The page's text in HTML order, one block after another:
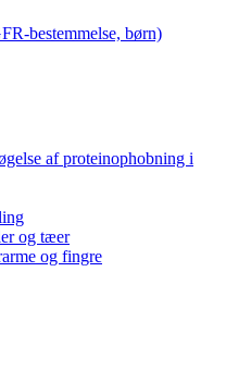
bestemmelse, børn)
af proteinophobning i
og tæer
og fingre